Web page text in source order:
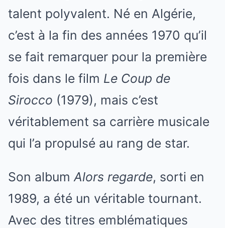
talent polyvalent. Né en Algérie,
c’est à la fin des années 1970 qu’il
se fait remarquer pour la première
fois dans le film Le Coup de
Sirocco (1979), mais c’est
véritablement sa carrière musicale
qui l’a propulsé au rang de star.
Son albumAlors regarde, sorti en
1989, a été un véritable tournant.
Avec des titres emblématiques